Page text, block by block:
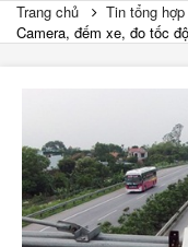
Trang chủ Tin tổng hợp
Camera, đếm xe, đo tốc